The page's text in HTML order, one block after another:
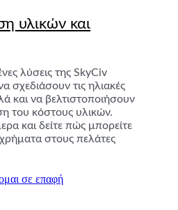
υλικών και
λύσεις της SkyCiv
σχεδιάσουν τις ηλιακές
και να βελτιστοποιήσουν
του κόστους υλικών.
και δείτε πώς μπορείτε
στους πελάτες
σε επαφή